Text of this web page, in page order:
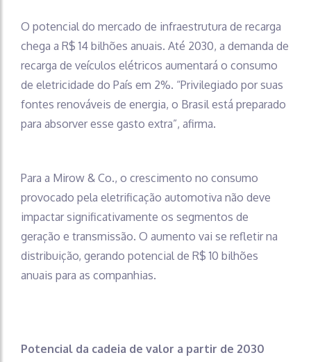
O potencial do mercado de infraestrutura de recarga
chega a R$ 14 bilhões anuais. Até 2030, a demanda de
recarga de veículos elétricos aumentará o consumo
de eletricidade do País em 2%. “Privilegiado por suas
fontes renováveis de energia, o Brasil está preparado
para absorver esse gasto extra”, afirma.
Para a Mirow & Co., o crescimento no consumo
provocado pela eletrificação automotiva não deve
impactar significativamente os segmentos de
geração e transmissão. O aumento vai se refletir na
distribuição, gerando potencial de R$ 10 bilhões
anuais para as companhias.
Potencial da cadeia de valor a partir de 2030